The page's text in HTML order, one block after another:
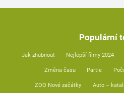
Populární
Jak zhubnout Nejlepší filmy 2024
Změna času Partie
ZOO Nové začátky Auto –